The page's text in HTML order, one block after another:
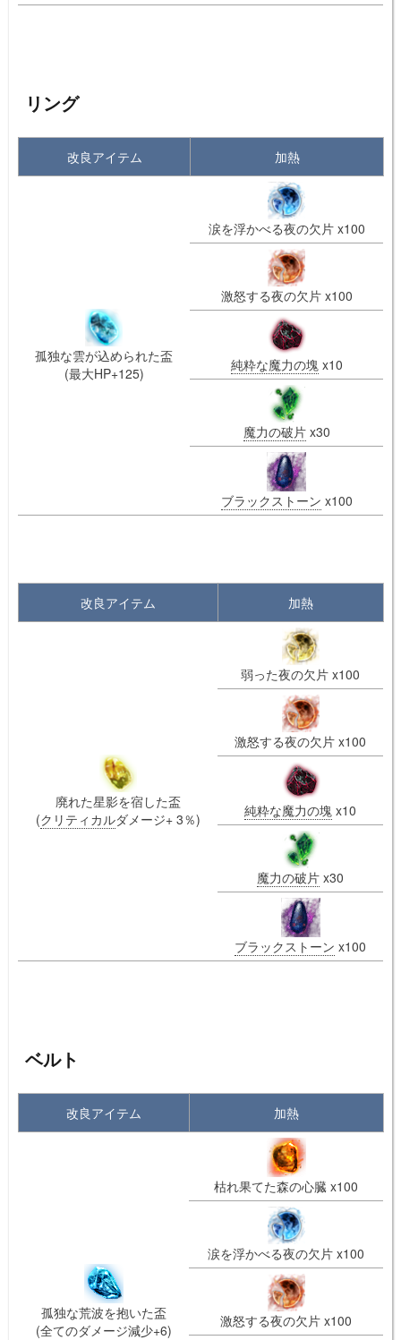
リング
改良アイテム 加熱
孤独な雲が込められた盃
(最大HP+125)
涙を浮かべる夜の欠片 x100
激怒する夜の欠片 x100
純粋な魔力の塊 x10
魔力の破片x30
ブラックストーン x100
改良アイテム 加熱
廃れた星影を宿した盃
(クリティカルダメージ+ 3％)
弱った夜の欠片 x100
激怒する夜の欠片 x100
純粋な魔力の塊 x10
魔力の破片 x30
ブラックストーン x100
ベルト
改良アイテム 加熱
孤独な荒波を抱いた盃
(全てのダメージ減少+6)
枯れ果てた森の心臓 x100
涙を浮かべる夜の欠片 x100
激怒する夜の欠片 x100